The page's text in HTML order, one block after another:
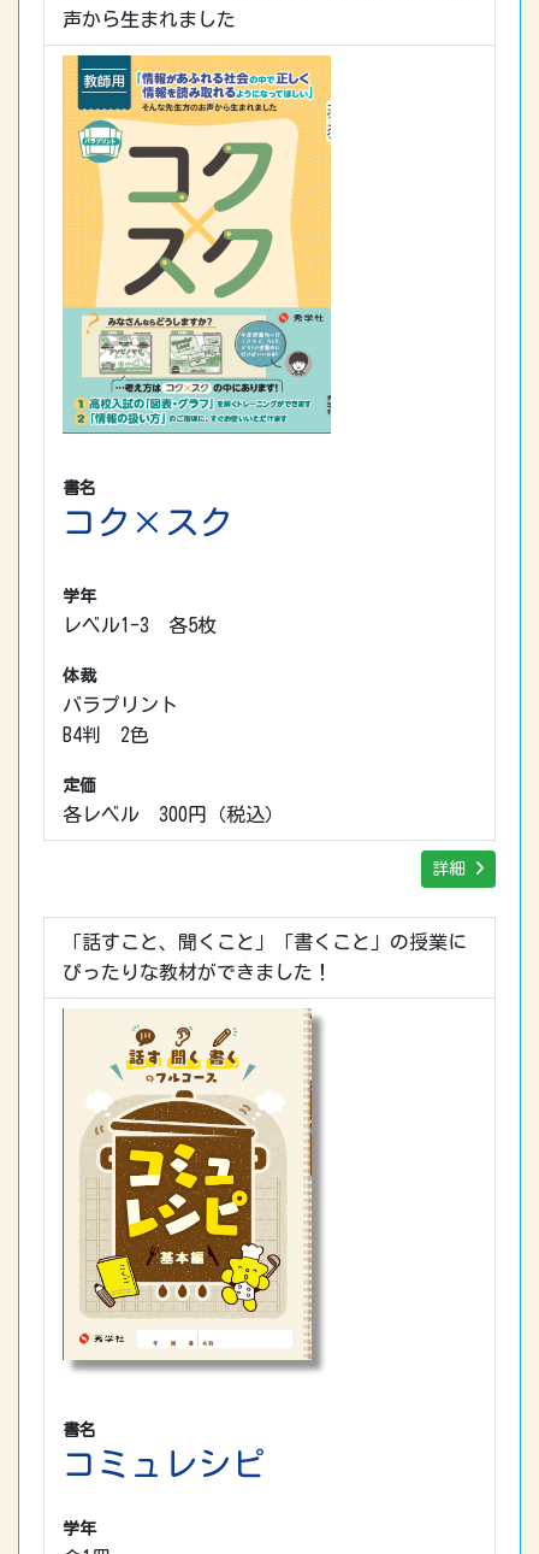
声から生まれました
書名
コク×スク
学年
レベル1-3 各5枚
体裁
バラプリント
B4判 2色
定価
各レベル 300円（税込）
詳細
「話すこと、聞くこと」「書くこと」の授業に
ぴったりな教材ができました！
書名
コミュレシピ
学年